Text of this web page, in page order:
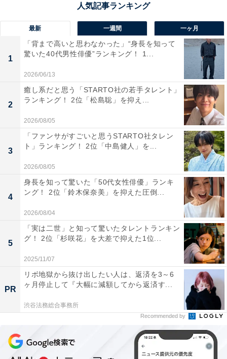
1位：筑後川花火大会（福岡県）／79票
福岡県久留米市の夏を象徴する「筑後川花火大会」は、
2025年8月5日に開催されます。2つの打ち上げ会場から
約1万5000発の花火が夜空を鮮やかに彩り、中でもフィ
ナーレは必見。音楽に合わせた連続打ち上げや夜空全体
を覆うようなスケールの大玉花火が次々と登場し、観客
の視線を一瞬たりとも離しません。その光景はまさに圧
巻で、花火大会の醍醐味（だいごみ）を凝縮したような
時間が流れます。
回答者からは「花火の連打が夜空を真っ白に染め上げ、
観客からは歓声と拍手が止まらないからです」(40代女性
／埼玉県)、「空一面にこれでもか！ていうくらいの花火
が打ち上げられます！！圧巻すぎて口があんぐり空いた
まま見てました！」(30代女性／東京都)、「フィナーレ
では複数の打ち上げ場所から一斉に花火が打ち上がり、
視界いっぱいに光と音の洪水が広がります。間髪入れず
連続で炸裂する尺玉やスターマインは、まさに“圧巻”の
一言で、観客の歓声が止まらないほどの迫力です。終わ
りの瞬間に全てが集約されており、記憶に深く残る演出
だと思います」(30代女性／東京都)といった声が集まり
ました。
最新 一週間 一ヶ月
1
「背まで高いと思わなかった」“身長を知って
驚いた40代男性俳優”ランキング！ 1...
2026/06/13
2
癒し系だと思う「STARTO社の若手タレント」
ランキング！ 2位「松島聡」を抑え...
2026/08/05
3
「ファンサがすごいと思うSTARTO社タレン
ト」ランキング！ 2位「中島健人」を...
2026/08/05
4
身長を知って驚いた「50代女性俳優」ランキ
ング！ 2位「鈴木保奈美」を抑えた圧倒...
2026/08/04
5
「実は二世」と知って驚いたタレントランキン
グ！ 2位「杉咲花」を大差で抑えた1位...
2025/11/07
PR
リボ地獄から抜け出したい人は、返済を3～6
ヶ月停止して『大幅に減額してから返済す...
渋谷法務総合事務所
Recommended by